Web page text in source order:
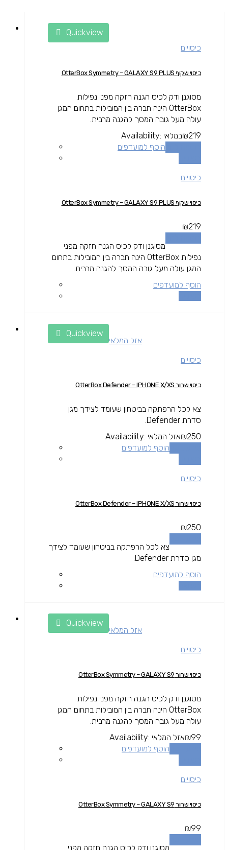
Quickview
כיסויים
כיסוי שקוף OtterBox Symmetry – GALAXY S9 PLUS
מסוגנן ודק לכיס הגנה חזקה מפני נפילות
OtterBox הינה חברה בין המובילות בתחום המגן
עולה מעל גובה המסך להגנה מרבית.
₪219
Availability: במלאי
הוסף למועדפים
כיסויים
כיסוי שקוף OtterBox Symmetry – GALAXY S9 PLUS
₪219
מסוגנן ודק לכיס הגנה חזקה מפני
נפילות OtterBox הינה חברה בין המובילות בתחום
המגן עולה מעל גובה המסך להגנה מרבית.
הוסף למועדפים
Quickview
אזל המלאי
כיסויים
כיסוי שחור OtterBox Defender – IPHONE X/XS
צא לכל הרפתקה בביטחון שעומד לצידך מגן
סדרת Defender.
₪250
Availability: אזל המלאי
הוסף למועדפים
כיסויים
כיסוי שחור OtterBox Defender – IPHONE X/XS
₪250
צא לכל הרפתקה בביטחון שעומד לצידך
מגן סדרת Defender.
הוסף למועדפים
Quickview
אזל המלאי
כיסויים
כיסוי שחור OtterBox Symmetry – GALAXY S9
מסוגנן ודק לכיס הגנה חזקה מפני נפילות
OtterBox הינה חברה בין המובילות בתחום המגן
עולה מעל גובה המסך להגנה מרבית.
₪99
Availability: אזל המלאי
הוסף למועדפים
כיסויים
כיסוי שחור OtterBox Symmetry – GALAXY S9
₪99
מסוגנן ודק לכיס הגנה חזקה מפני